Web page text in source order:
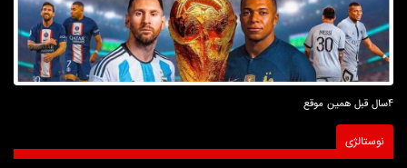
4سال قبل همین موقع
نوستالژی